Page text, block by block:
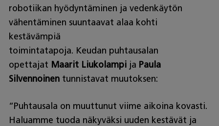
robotiikan hyödyntäminen ja vedenkäytön
vähentäminen suuntaavat alaa kohti
kestävämpiä
toimintatapoja. Keudan puhtausalan
opettajat Maarit Liukolampija Paula
Silvennoinentunnistavat muutoksen:
“Puhtausala on muuttunut viime aikoina kovasti.
Haluamme tuoda näkyväksi uuden kestävät ja